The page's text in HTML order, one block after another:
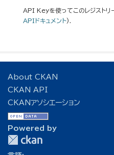
API Keyを使ってこのレジストリ
APIドキュメント).
About CKAN
CKAN API
CKANアソシエーション
Powered by